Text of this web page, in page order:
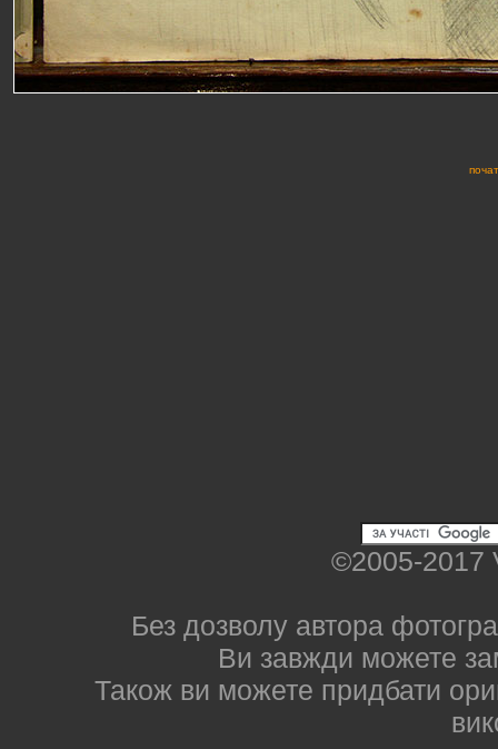
©2005-2017
Без дозволу автора
Ви завжди можете
Також ви можете придбати